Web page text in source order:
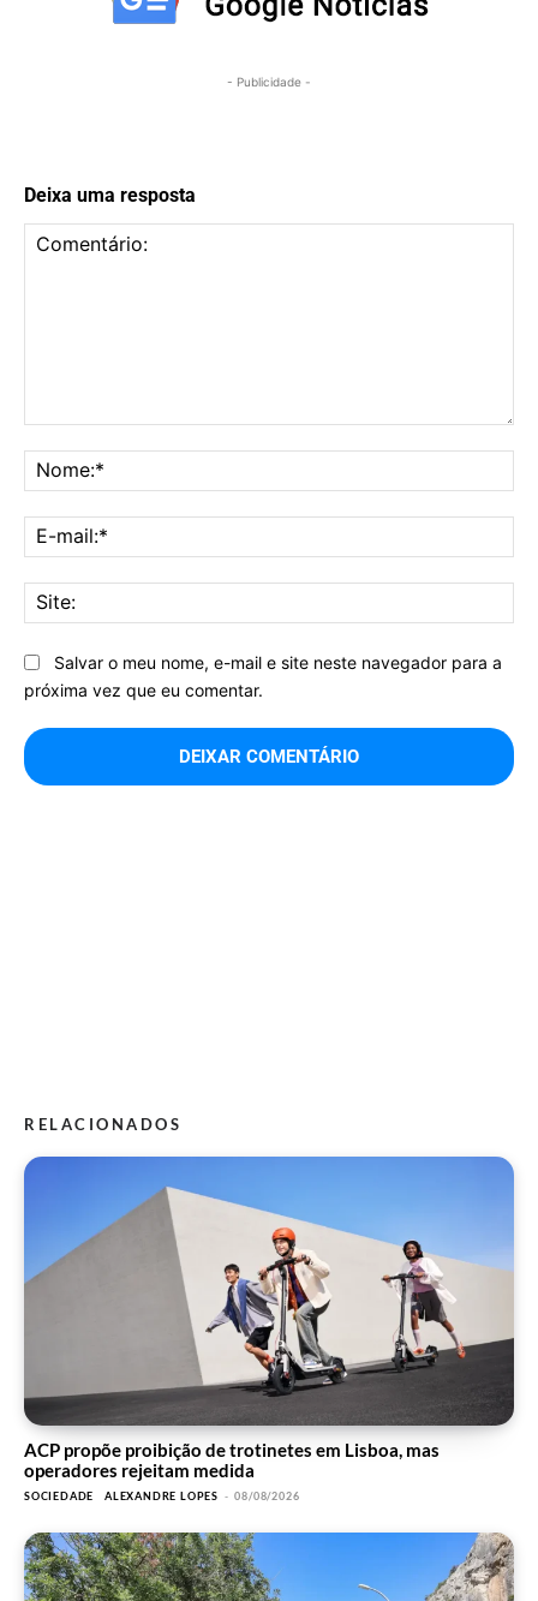
- Publicidade -
Deixa uma resposta
Salvar o meu nome, e-mail e site neste navegador para a
próxima vez que eu comentar.
RELACIONADOS
ACP propõe proibição de trotinetes em Lisboa, mas
operadores rejeitam medida
SOCIEDADE ALEXANDRE LOPES - 08/08/2026